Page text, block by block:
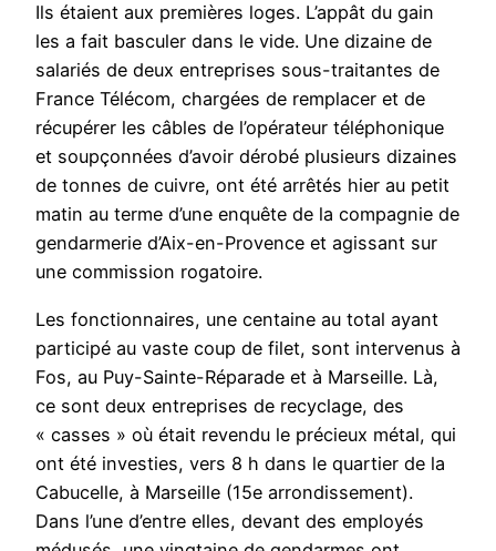
Ils étaient aux premières loges. L’appât du gain
les a fait basculer dans le vide. Une dizaine de
salariés de deux entreprises sous-traitantes de
France Télécom, chargées de remplacer et de
récupérer les câbles de l’opérateur téléphonique
et soupçonnées d’avoir dérobé plusieurs dizaines
de tonnes de cuivre, ont été arrêtés hier au petit
matin au terme d’une enquête de la compagnie de
gendarmerie d’Aix-en-Provence et agissant sur
une commission rogatoire.
Les fonctionnaires, une centaine au total ayant
participé au vaste coup de filet, sont intervenus à
Fos, au Puy-Sainte-Réparade et à Marseille. Là,
ce sont deux entreprises de recyclage, des
« casses » où était revendu le précieux métal, qui
ont été investies, vers 8 h dans le quartier de la
Cabucelle, à Marseille (15e arrondissement).
Dans l’une d’entre elles, devant des employés